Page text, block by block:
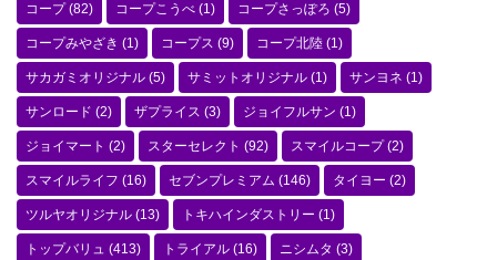
コープ(82) コープこうべ (1) コープさっぽろ (5)
コープみやざき (1) コープス (9) コープ北陸 (1)
サカガミオリジナル (5) サミットオリジナル (1) サンヨネ (1)
サンロード (2) ザプライス (3) ジョイフルサン (1)
ジョイマート (2) スターセレクト (92) スマイルコープ(2)
スマイルライフ (16) セブンプレミアム (146) タイヨー (2)
ツルヤオリジナル (13) トキハインダストリー (1)
トップバリュ (413) トライアル (16) ニシムタ (3)